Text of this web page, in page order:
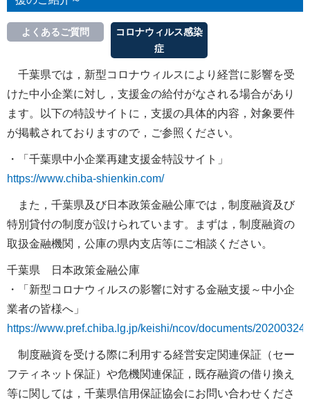
よくあるご質問
コロナウィルス感染
症
千葉県では，新型コロナウィルスにより経営に影響を受
けた中小企業に対し，支援金の給付がなされる場合があり
ます。以下の特設サイトに，支援の具体的内容，対象要件
が掲載されておりますので，ご参照ください。
・「千葉県中小企業再建支援金特設サイト」
https://www.chiba-shienkin.com/
また，千葉県及び日本政策金融公庫では，制度融資及び
特別貸付の制度が設けられています。まずは，制度融資の
取扱金融機関，公庫の県内支店等にご相談ください。
千葉県 日本政策金融公庫
・「新型コロナウィルスの影響に対する金融支援～中小企
業者の皆様へ」
https://www.pref.chiba.lg.jp/keishi/ncov/documents/
制度融資を受ける際に利用する経営安定関連保証（セー
フティネット保証）や危機関連保証，既存融資の借り換え
等に関しては，千葉県信用保証協会にお問い合わせくださ